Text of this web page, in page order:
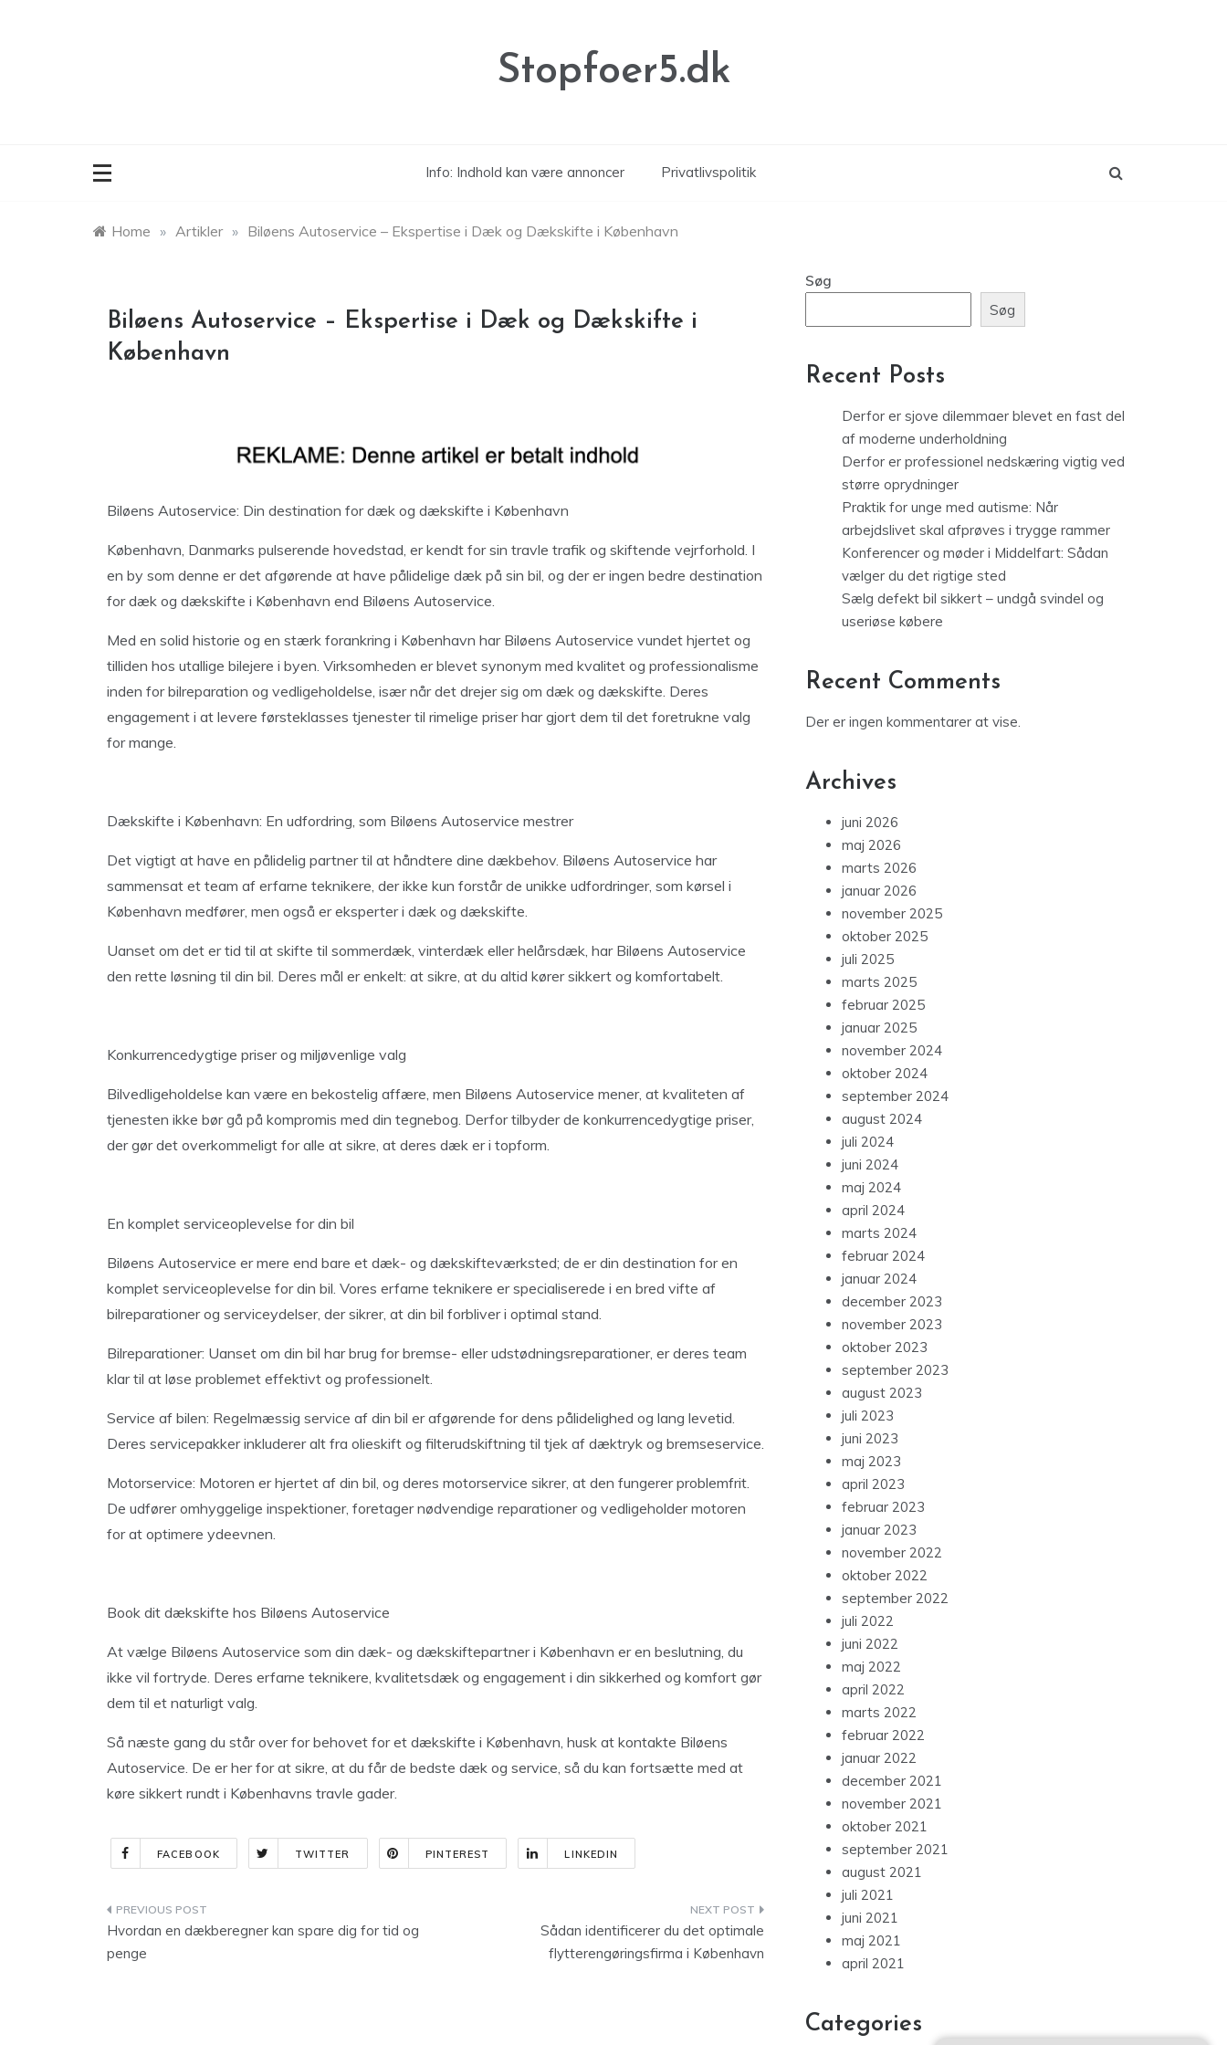
Stopfoer5.dk
Info: Indhold kan være annoncer Privatlivspolitik
Home » Artikler » Biløens Autoservice – Ekspertise i Dæk og Dækskifte i København
Biløens Autoservice – Ekspertise i Dæk og Dækskifte i
København
Biløens Autoservice: Din destination for dæk og dækskifte i København
København, Danmarks pulserende hovedstad, er kendt for sin travle trafik og skiftende vejrforhold. I
en by som denne er det afgørende at have pålidelige dæk på sin bil, og der er ingen bedre destination
for dæk og dækskifte i København end Biløens Autoservice.
Med en solid historie og en stærk forankring i København har Biløens Autoservice vundet hjertet og
tilliden hos utallige bilejere i byen. Virksomheden er blevet synonym med kvalitet og professionalisme
inden for bilreparation og vedligeholdelse, især når det drejer sig om dæk og dækskifte. Deres
engagement i at levere førsteklasses tjenester til rimelige priser har gjort dem til det foretrukne valg
for mange.
Dækskifte i København: En udfordring, som Biløens Autoservice mestrer
Det vigtigt at have en pålidelig partner til at håndtere dine dækbehov. Biløens Autoservice har
sammensat et team af erfarne teknikere, der ikke kun forstår de unikke udfordringer, som kørsel i
København medfører, men også er eksperter i dæk og dækskifte.
Uanset om det er tid til at skifte til sommerdæk, vinterdæk eller helårsdæk, har Biløens Autoservice
den rette løsning til din bil. Deres mål er enkelt: at sikre, at du altid kører sikkert og komfortabelt.
Konkurrencedygtige priser og miljøvenlige valg
Bilvedligeholdelse kan være en bekostelig affære, men Biløens Autoservice mener, at kvaliteten af
tjenesten ikke bør gå på kompromis med din tegnebog. Derfor tilbyder de konkurrencedygtige priser,
der gør det overkommeligt for alle at sikre, at deres dæk er i topform.
En komplet serviceoplevelse for din bil
Biløens Autoservice er mere end bare et dæk- og dækskifteværksted; de er din destination for en
komplet serviceoplevelse for din bil. Vores erfarne teknikere er specialiserede i en bred vifte af
bilreparationer og serviceydelser, der sikrer, at din bil forbliver i optimal stand.
Bilreparationer: Uanset om din bil har brug for bremse- eller udstødningsreparationer, er deres team
klar til at løse problemet effektivt og professionelt.
Service af bilen: Regelmæssig service af din bil er afgørende for dens pålidelighed og lang levetid.
Deres servicepakker inkluderer alt fra olieskift og filterudskiftning til tjek af dæktryk og bremseservice.
Motorservice: Motoren er hjertet af din bil, og deres motorservice sikrer, at den fungerer problemfrit.
De udfører omhyggelige inspektioner, foretager nødvendige reparationer og vedligeholder motoren
for at optimere ydeevnen.
Book dit dækskifte hos Biløens Autoservice
At vælge Biløens Autoservice som din dæk- og dækskiftepartner i København er en beslutning, du
ikke vil fortryde. Deres erfarne teknikere, kvalitetsdæk og engagement i din sikkerhed og komfort gør
dem til et naturligt valg.
Så næste gang du står over for behovet for et dækskifte i København, husk at kontakte Biløens
Autoservice. De er her for at sikre, at du får de bedste dæk og service, så du kan fortsætte med at
køre sikkert rundt i Københavns travle gader.
FACEBOOK TWITTER PINTEREST LINKEDIN
Indlægsnavigation
Hvordan en dækberegner kan spare dig for tid og
penge
Sådan identificerer du det optimale
flytterengøringsfirma i København
Søg
Søg
Recent Posts
Derfor er sjove dilemmaer blevet en fast del
af moderne underholdning
Derfor er professionel nedskæring vigtig ved
større oprydninger
Praktik for unge med autisme: Når
arbejdslivet skal afprøves i trygge rammer
Konferencer og møder i Middelfart: Sådan
vælger du det rigtige sted
Sælg defekt bil sikkert – undgå svindel og
useriøse købere
Recent Comments
Der er ingen kommentarer at vise.
Archives
juni 2026
maj 2026
marts 2026
januar 2026
november 2025
oktober 2025
juli 2025
marts 2025
februar 2025
januar 2025
november 2024
oktober 2024
september 2024
august 2024
juli 2024
juni 2024
maj 2024
april 2024
marts 2024
februar 2024
januar 2024
december 2023
november 2023
oktober 2023
september 2023
august 2023
juli 2023
juni 2023
maj 2023
april 2023
februar 2023
januar 2023
november 2022
oktober 2022
september 2022
juli 2022
juni 2022
maj 2022
april 2022
marts 2022
februar 2022
januar 2022
december 2021
november 2021
oktober 2021
september 2021
august 2021
juli 2021
juni 2021
maj 2021
april 2021
Categories